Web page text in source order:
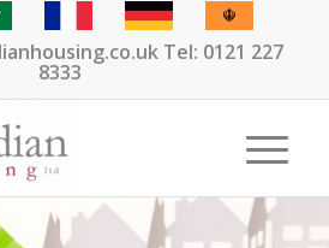
Tel: 0121 227
8333